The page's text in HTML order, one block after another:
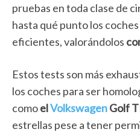
pruebas en toda clase de
hasta qué punto los
eficientes, valorándolos
Estos tests son más
los coches para ser
comoelVolkswagenGolf
estrellas pese a tener